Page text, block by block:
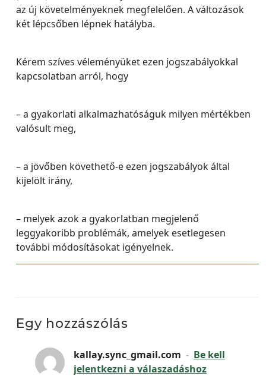
az új követelményeknek megfelelően. A változások
két lépcsőben lépnek hatályba.
Kérem szíves véleményüket ezen jogszabályokkal
kapcsolatban arról, hogy
– a gyakorlati alkalmazhatóságuk milyen mértékben
valósult meg,
– a jövőben követhető-e ezen jogszabályok által
kijelölt irány,
– melyek azok a gyakorlatban megjelenő
leggyakoribb problémák, amelyek esetlegesen
további módosításokat igényelnek.
Egy hozzászólás
kallay.sync_gmail.com - Be kell
jelentkezni a válaszadáshoz